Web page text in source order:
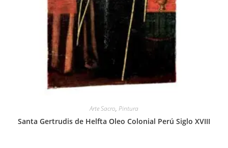
Arte Sacro, Pintura
Santa Gertrudis de Helfta Oleo Colonial Perú Siglo XVIII